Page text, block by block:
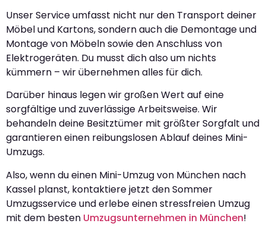
Unser Service umfasst nicht nur den Transport deiner
Möbel und Kartons, sondern auch die Demontage und
Montage von Möbeln sowie den Anschluss von
Elektrogeräten. Du musst dich also um nichts
kümmern – wir übernehmen alles für dich.
Darüber hinaus legen wir großen Wert auf eine
sorgfältige und zuverlässige Arbeitsweise. Wir
behandeln deine Besitztümer mit größter Sorgfalt und
garantieren einen reibungslosen Ablauf deines Mini-
Umzugs.
Also, wenn du einen Mini-Umzug von München nach
Kassel planst, kontaktiere jetzt den Sommer
Umzugsservice und erlebe einen stressfreien Umzug
mit dem besten Umzugsunternehmen in München!